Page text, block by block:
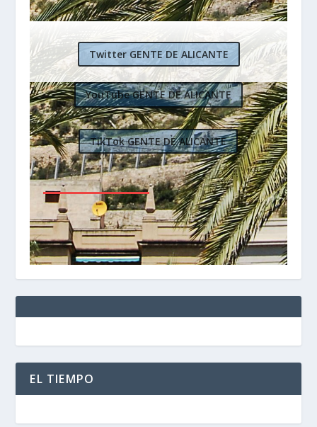
Twitter GENTE DE ALICANTE
YouTube GENTE DE ALICANTE
TikTok GENTE DE ALICANTE
EL TIEMPO